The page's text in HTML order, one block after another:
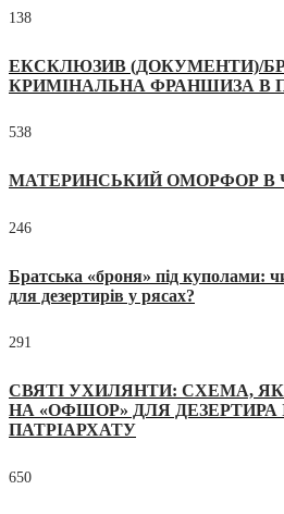
138
ЕКСКЛЮЗИВ (ДОКУМЕНТИ)/
КРИМІНАЛЬНА ФРАНШИЗА В
538
МАТЕРИНСЬКИЙ ОМОРФОР В
246
Братська «броня» під куполами:
для дезертирів у рясах?
291
СВЯТІ УХИЛЯНТИ: СХЕМА,
НА «ОФШОР» ДЛЯ
ПАТРІАРХАТУ
650